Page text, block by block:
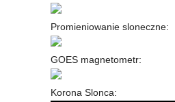
Promieniowanie sloneczne:
GOES magnetometr:
Korona Slonca: